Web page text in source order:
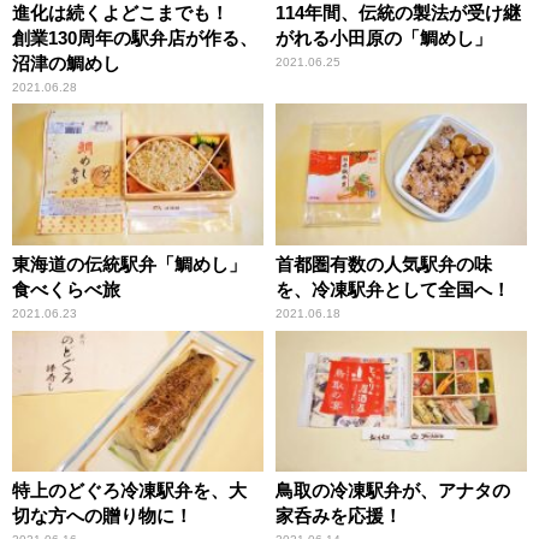
進化は続くよどこまでも！
創業130周年の駅弁店が作る、
沼津の鯛めし
2021.06.28
114年間、伝統の製法が受け継
がれる小田原の「鯛めし」
2021.06.25
東海道の伝統駅弁「鯛めし」
食べくらべ旅
2021.06.23
首都圏有数の人気駅弁の味
を、冷凍駅弁として全国へ！
2021.06.18
特上のどぐろ冷凍駅弁を、大
切な方への贈り物に！
鳥取の冷凍駅弁が、アナタの
家呑みを応援！